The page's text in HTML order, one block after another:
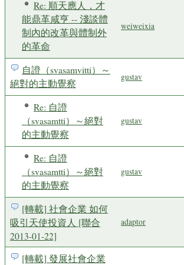
Re: 順天應人，才
能鼎革咸亨 -- 淺談體
制內的改革與體制外
的革命
weiweixia
自證（svasamvitti）～
絕對的主動覺察
gustav
Re: 自證
（svasamtti）～絕對
的主動覺察
gustav
Re: 自證
（svasamtti）～絕對
的主動覺察
gustav
[轉載] 社會企業 如何
吸引天使投資人 [聯合
2013-01-22]
adaptor
[轉載] 發展社會企業